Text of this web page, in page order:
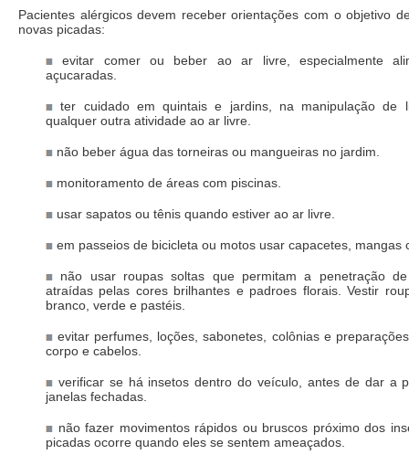
Pacientes alérgicos devem receber orientações com o objetivo
novas picadas:
evitar comer ou beber ao ar livre, especialmente
açucaradas.
ter cuidado em quintais e jardins, na manipulação de
qualquer outra atividade ao ar livre.
não beber água das torneiras ou mangueiras no jardim.
monitoramento de áreas com piscinas.
usar sapatos ou tênis quando estiver ao ar livre.
em passeios de bicicleta ou motos usar capacetes, mangas
não usar roupas soltas que permitam a penetração
atraídas pelas cores brilhantes e padroes florais. Vestir
branco, verde e pastéis.
evitar perfumes, loções, sabonetes, colônias e
corpo e cabelos.
verificar se há insetos dentro do veículo, antes de dar a
janelas fechadas.
não fazer movimentos rápidos ou bruscos próximo dos
picadas ocorre quando eles se sentem ameaçados.